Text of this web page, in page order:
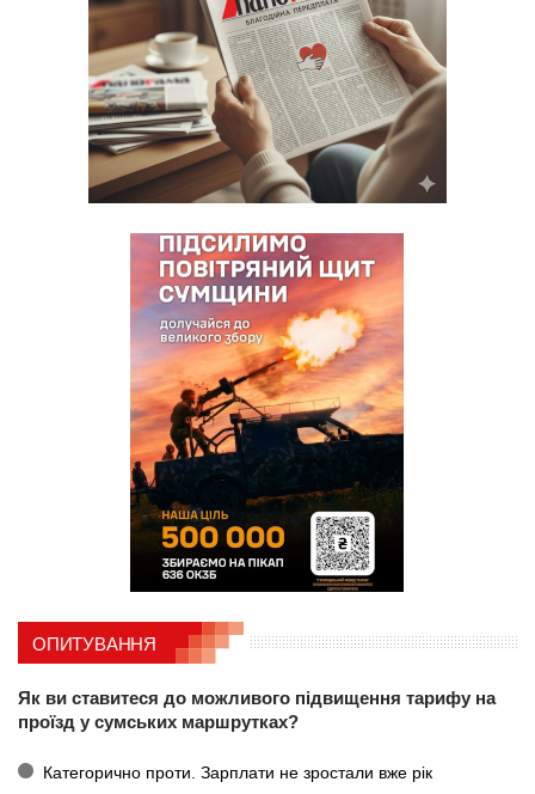
ОПИТУВАННЯ
Як ви ставитеся до можливого підвищення тарифу на
проїзд у сумських маршрутках?
Категорично проти. Зарплати не зростали вже рік